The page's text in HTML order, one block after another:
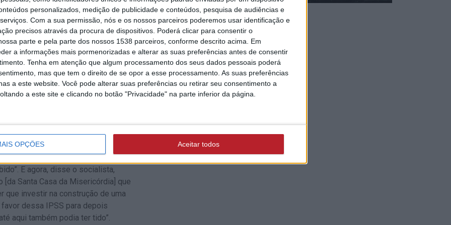
personalizados, medição de publicidade e conteúdos, pesquisa de audiências e
Com a sua permissão, nós e os nossos parceiros poderemos usar identificação e
precisos através da procura de dispositivos. Poderá clicar para consentir o
parte e pela parte dos nossos 1538 parceiros, conforme descrito acima. Em
a informações mais pormenorizadas e alterar as suas preferências antes de consentir
Tenha em atenção que algum processamento dos seus dados pessoais poderá
mas que tem o direito de se opor a esse processamento. As suas preferências
a este website. Você pode alterar suas preferências ou retirar seu consentimento a
a este site e clicando no botão "Privacidade" na parte inferior da página.
OPÇÕES Aceitar todos
Santa Casa da Misericórdia que,
mão” com o encerramento abrupto
a este ponto”, afirmou,
situação fosse resolvida de forma
de alguns pavilhões para o
não queremos que isto fique, de
esta valência, tinha condições que a
do financiamento por parte da
“que o Município teve que
dos 270 euros por mês, por
E agora, disse o socialista,
Santa Casa da Misericórdia] que
que investir na construção de uma
dessa IPSS para depois
aqui também podia ter tido”.